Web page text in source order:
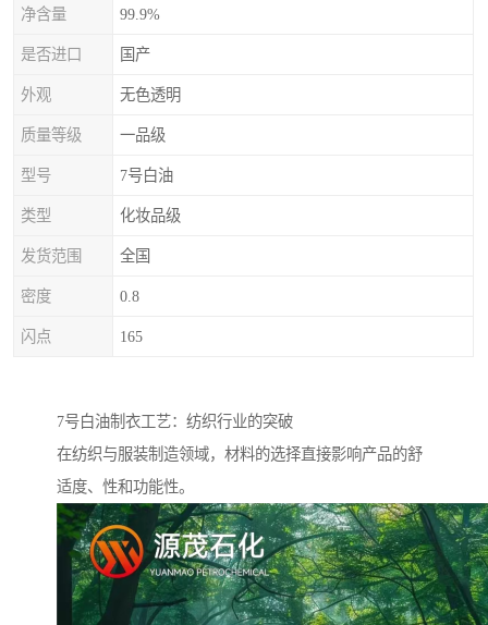
净含量 99.9%
是否进口 国产
外观 无色透明
质量等级 一品级
型号 7号白油
类型 化妆品级
发货范围 全国
密度 0.8
闪点 165
7号白油制衣工艺：纺织行业的突破
在纺织与服装制造领域，材料的选择直接影响产品的舒
适度、性和功能性。